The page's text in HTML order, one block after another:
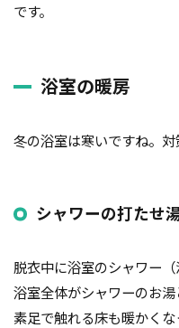
です。
浴室の暖房
冬の浴室は寒いですね。対
シャワーの打たせ
脱衣中に浴室のシャワー（
浴室全体がシャワーのお
素足で触れる床も暖かくな